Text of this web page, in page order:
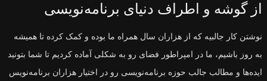
از گوشه و اطراف دنیای برنامه‌نویسی
نوشتن کار جالبیه که از هزاران سال همراه ما بوده و کمک کرده تا همیشه
به روز باشیم، ما در امپراطور فضای رو به شکلی آماده کردیم تا شما بتونید
ایده‌ها و مطالب جالب حوزه برنامه‌نویسی رو در اختیار هزاران برنامه‌نویس